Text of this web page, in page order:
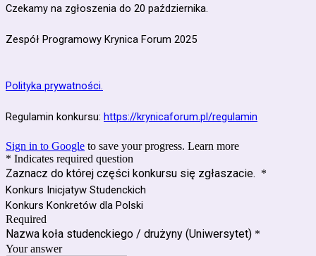
Czekamy na zgłoszenia do 20 października.
Zespół Programowy Krynica Forum 2025
Polityka prywatności.
Regulamin konkursu: https://krynicaforum.pl/regulamin
Sign in to Google to save your progress. Learn more
* Indicates required question
Zaznacz do której części konkursu się zgłaszacie. *
Konkurs Inicjatyw Studenckich
Konkurs Konkretów dla Polski
Required
Nazwa koła studenckiego / drużyny (Uniwersytet) *
Your answer